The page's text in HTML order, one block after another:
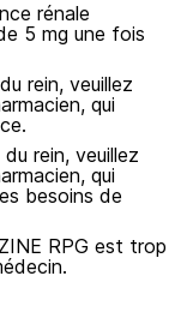
rénale
5 mg une fois
rein, veuillez
qui
rein, veuillez
qui
besoins de
RPG est trop